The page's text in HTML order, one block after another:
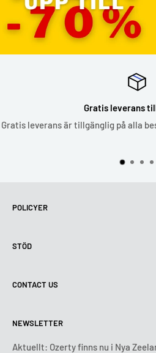
Gratis leverans
Gratis leverans är tillgänglig på alla
POLICYER
Användning av cookies (GDPR)
Leveransvillkor
Betalningsvillkor
Abonnemangets villkor och
STÖD
Kontakta oss
Rättsligt meddelande
FAQ
CONTACT US
Tisdag:9:00 - 18:00
Onsdag:
9:00 - 18:00
NEWSLETTER
Aktuellt: Ozerty finns nu i Nya